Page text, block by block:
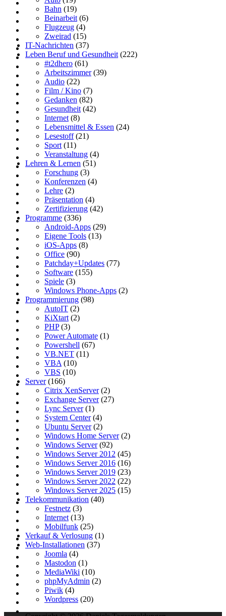
Bahn (19)
Beinarbeit (6)
Flugzeug (4)
Zweirad (15)
IT-Nachrichten (37)
Leben Beruf und Gesundheit (222)
#t2dhero (61)
Arbeitszimmer(39)
Audio (22)
Film / Kino (7)
Gedanken (82)
Gesundheit (42)
Internet (8)
Lebensmittel & Essen (24)
Lesestoff(21)
Sport (11)
Veranstaltung (4)
Lehren & Lernen (51)
Forschung (3)
Konferenzen (4)
Lehre (2)
Präsentation (4)
Zertifizierung (42)
Programme (336)
Android-Apps (29)
Eigene Tools (13)
iOS-Apps (8)
Office (90)
Patchday+Updates (77)
Software (155)
Spiele (3)
Windows Phone-Apps (2)
Programmierung (98)
AutoIT (2)
KiXtart (2)
PHP(3)
Power Automate (1)
Powershell (67)
VB.NET (11)
VBA (10)
VBS (10)
Server(166)
Citrix XenServer(2)
Exchange Server(27)
Lync Server(1)
System Center(4)
Ubuntu Server(2)
Windows Home Server(2)
Windows Server(92)
Windows Server 2012 (45)
Windows Server 2016 (16)
Windows Server 2019 (23)
Windows Server 2022 (22)
Windows Server 2025 (15)
Telekommunikation (40)
Festnetz (3)
Internet (13)
Mobilfunk (25)
Verkauf & Verlosung (1)
Web-Installationen (37)
Joomla (4)
Mastodon (1)
MediaWiki (10)
phpMyAdmin (2)
Piwik (4)
Wordpress (20)